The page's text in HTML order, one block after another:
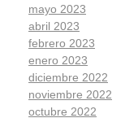
mayo 2023
abril 2023
febrero 2023
enero 2023
diciembre 2022
noviembre 2022
octubre 2022